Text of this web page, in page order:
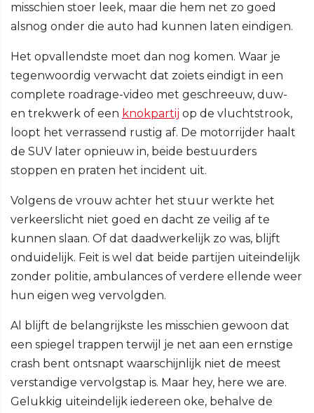
misschien stoer leek, maar die hem net zo goed
alsnog onder die auto had kunnen laten eindigen.
Het opvallendste moet dan nog komen. Waar je
tegenwoordig verwacht dat zoiets eindigt in een
complete roadrage-video met geschreeuw, duw-
en trekwerk of een knokpartij op de vluchtstrook,
loopt het verrassend rustig af. De motorrijder haalt
de SUV later opnieuw in, beide bestuurders
stoppen en praten het incident uit.
Volgens de vrouw achter het stuur werkte het
verkeerslicht niet goed en dacht ze veilig af te
kunnen slaan. Of dat daadwerkelijk zo was, blijft
onduidelijk. Feit is wel dat beide partijen uiteindelijk
zonder politie, ambulances of verdere ellende weer
hun eigen weg vervolgden.
Al blijft de belangrijkste les misschien gewoon dat
een spiegel trappen terwijl je net aan een ernstige
crash bent ontsnapt waarschijnlijk niet de meest
verstandige vervolgstap is. Maar hey, here we are.
Gelukkig uiteindelijk iedereen oke, behalve de